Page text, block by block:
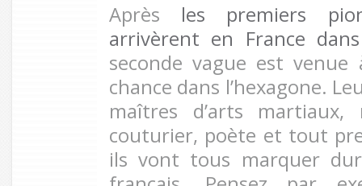
Après les premiers
arrivèrent en France
seconde vague est
chance dans l’hexagone.
maîtres d’arts martiaux,
couturier, poète et tout
ils vont tous marquer